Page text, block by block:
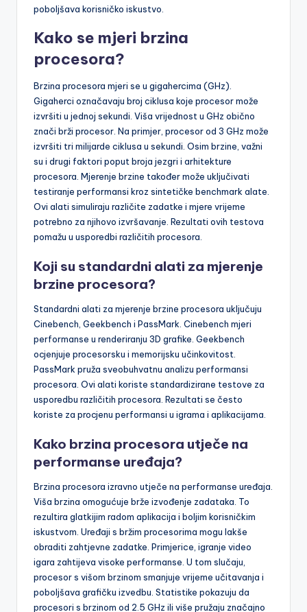
poboljšava korisničko iskustvo.
Kako se mjeri brzina
procesora?
Brzina procesora mjeri se u gigahercima (GHz).
Gigaherci označavaju broj ciklusa koje procesor može
izvršiti u jednoj sekundi. Viša vrijednost u GHz obično
znači brži procesor. Na primjer, procesor od 3 GHz može
izvršiti tri milijarde ciklusa u sekundi. Osim brzine, važni
su i drugi faktori poput broja jezgri i arhitekture
procesora. Mjerenje brzine također može uključivati
testiranje performansi kroz sintetičke benchmark alate.
Ovi alati simuliraju različite zadatke i mjere vrijeme
potrebno za njihovo izvršavanje. Rezultati ovih testova
pomažu u usporedbi različitih procesora.
Koji su standardni alati za mjerenje
brzine procesora?
Standardni alati za mjerenje brzine procesora uključuju
Cinebench, Geekbench i PassMark. Cinebench mjeri
performanse u renderiranju 3D grafike. Geekbench
ocjenjuje procesorsku i memorijsku učinkovitost.
PassMark pruža sveobuhvatnu analizu performansi
procesora. Ovi alati koriste standardizirane testove za
usporedbu različitih procesora. Rezultati se često
koriste za procjenu performansi u igrama i aplikacijama.
Kako brzina procesora utječe na
performanse uređaja?
Brzina procesora izravno utječe na performanse uređaja.
Viša brzina omogućuje brže izvođenje zadataka. To
rezultira glatkijim radom aplikacija i boljim korisničkim
iskustvom. Uređaji s bržim procesorima mogu lakše
obraditi zahtjevne zadatke. Primjerice, igranje video
igara zahtijeva visoke performanse. U tom slučaju,
procesor s višom brzinom smanjuje vrijeme učitavanja i
poboljšava grafičku izvedbu. Statistike pokazuju da
procesori s brzinom od 2.5 GHz ili više pružaju značajno